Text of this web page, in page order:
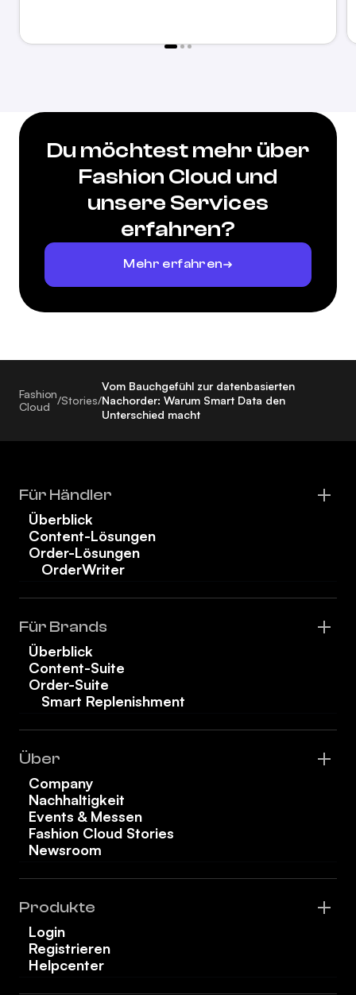
Du möchtest mehr über
Fashion Cloud und
unsere Services
erfahren?
Mehr erfahren
Fashion
Cloud
/Stories/
Vom Bauchgefühl zur datenbasierten
Nachorder: Warum Smart Data den
Unterschied macht
Für Händler
Überblick
Content-Lösungen
Order-Lösungen
OrderWriter
Für Brands
Überblick
Content-Suite
Order-Suite
Smart Replenishment
Über
Company
Nachhaltigkeit
Events & Messen
Fashion Cloud Stories
Newsroom
Produkte
Login
Registrieren
Helpcenter